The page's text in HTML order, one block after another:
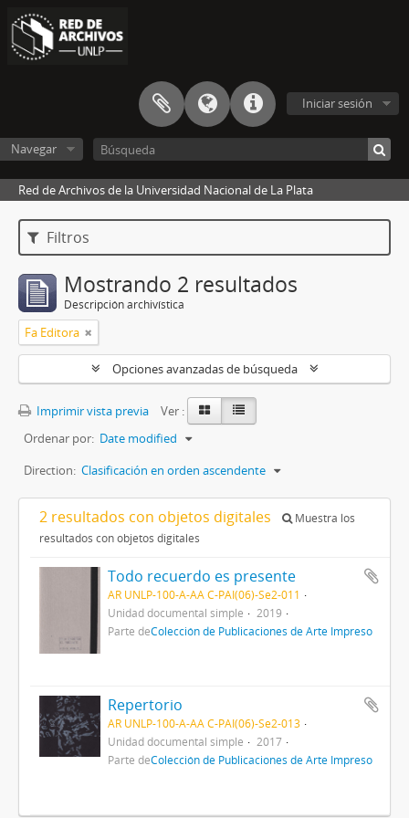
Iniciar sesión
Navegar
Red de Archivos de la Universidad Nacional de La Plata
Filtros
Mostrando 2 resultados
Descripción archivística
Fa Editora
Opciones avanzadas de búsqueda
Imprimir vista previa
Ver :
Ordenar por: Date modified
Direction: Clasificación en orden ascendente
2 resultados con objetos digitales
Muestra los
resultados con objetos digitales
Todo recuerdo es presente
AR UNLP-100-A-AA C-PAI(06)-Se2-011
Unidad documental simple
2019
Parte deColección de Publicaciones de Arte Impreso
Repertorio
AR UNLP-100-A-AA C-PAI(06)-Se2-013
Unidad documental simple
2017
Parte deColección de Publicaciones de Arte Impreso